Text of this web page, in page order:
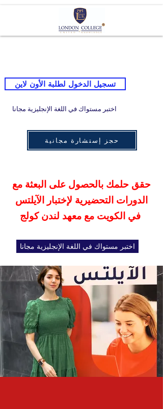
تسجيل الدخول لطلبة الأون لاين
اختبر مستواك في اللغة الإنجليزية مجانا
حجز إستشارة مجانية
حقق حلمك بالحصول على البعثة مع
الدورات التحضيرية لإختبار الآيلتس
اختبر مستواك في اللغة الإنجليزية مجانا